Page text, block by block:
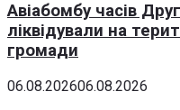
Авіабомбу часів
ліквідували на
громади
06.08.202606.08.2026